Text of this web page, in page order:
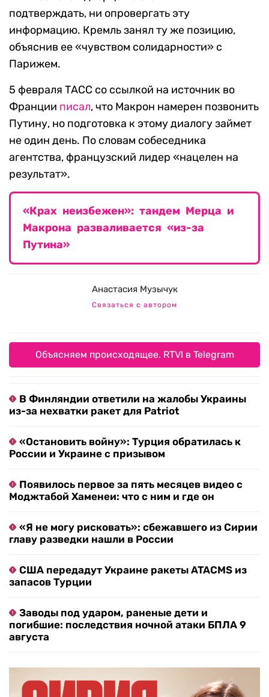
подтверждать, ни опровергать эту
информацию. Кремль занял ту же позицию,
объяснив ее «чувством солидарности» с
Парижем.
5 февраля ТАСС со ссылкой на источник во
Франции писал, что Макрон намерен позвонить
Путину, но подготовка к этому диалогу займет
не один день. По словам собеседника
агентства, французский лидер «нацелен на
результат».
«Крах неизбежен»: тандем Мерца и
Макрона разваливается «из-за
Путина»
Анастасия Музычук
Связаться с автором
Объясняем происходящее. RTVI в Telegram
В Финляндии ответили на жалобы Украины
из-за нехватки ракет для Patriot
«Остановить войну»: Турция обратилась к
России и Украине с призывом
Появилось первое за пять месяцев видео с
Моджтабой Хаменеи: что с ним и где он
«Я не могу рисковать»: сбежавшего из Сирии
главу разведки нашли в России
США передадут Украине ракеты ATACMS из
запасов Турции
Заводы под ударом, раненые дети и
погибшие: последствия ночной атаки БПЛА 9
августа